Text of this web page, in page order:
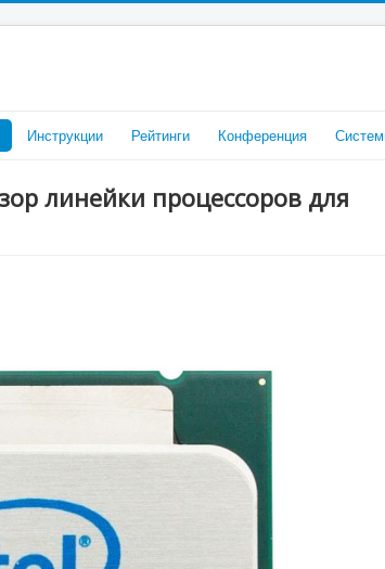
Инструкции Рейтинги Конференция
линейки процессоров для